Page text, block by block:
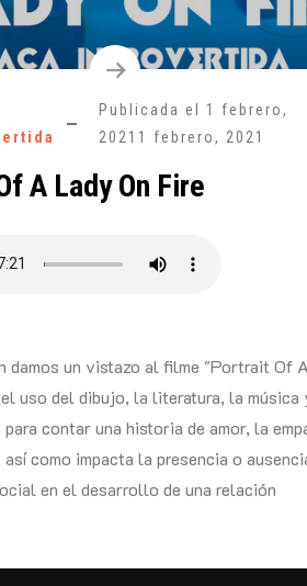
Publicada el 1 febrero,
2021 1 febrero, 2021
A Lady On Fire
damos un vistazo al filme "Portrait Of A
uso del dibujo, la literatura, la música
contar una historia de amor, la
como impacta la presencia o
en el desarrollo de una relación